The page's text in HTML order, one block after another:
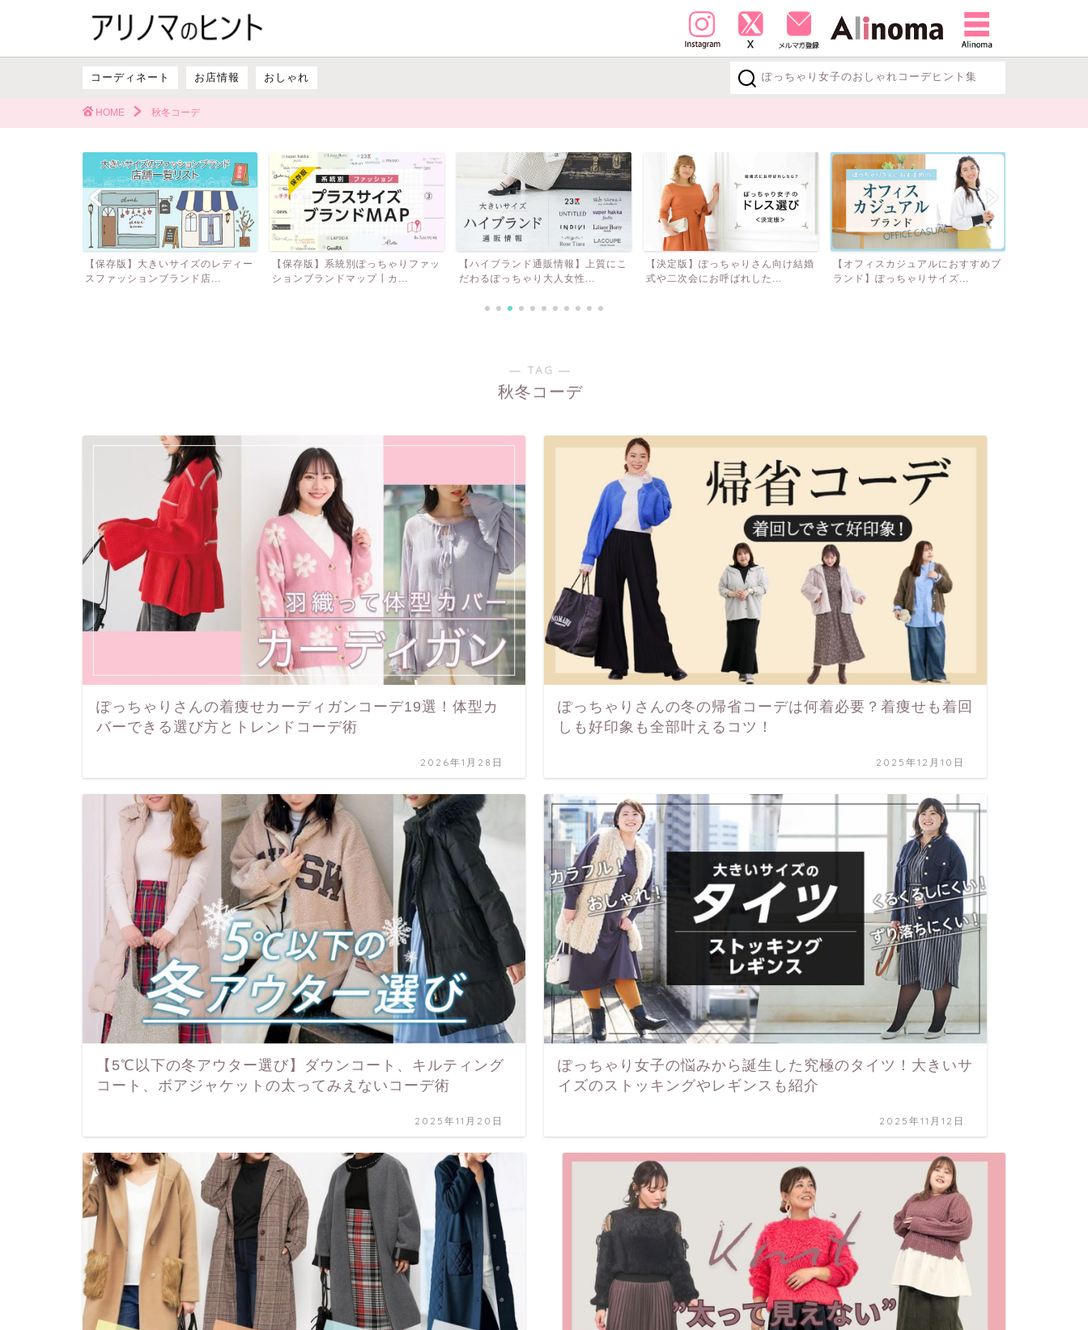
コーディネート お店情報 おしゃれ 探す
ぽっちゃり女子のおしゃれコーデヒント集
HOME 秋冬コーデ
【保存版】大きいサイズのレディー
スファッションブランド店...
【保存版】系統別ぽっちゃりファッ
ションブランドマップ┃カ...
【ハイブランド通販情報】上質にこ
だわるぽっちゃり大人女性...
【決定版】ぽっちゃりさん向け結婚
式や二次会にお呼ばれした...
【オフィスカジュアルにおすすめブ
ランド】ぽっちゃりサイズ...
― TAG ―
秋冬コーデ
ぽっちゃりさんの着痩せカーディガンコーデ19選！体型カ
バーできる選び方とトレンドコーデ術
2026年1月28日
ぽっちゃりさんの冬の帰省コーデは何着必要？着痩せも着回
しも好印象も全部叶えるコツ！
2025年12月10日
【5℃以下の冬アウター選び】ダウンコート、キルティング
コート、ボアジャケットの太ってみえないコーデ術
2025年11月20日
ぽっちゃり女子の悩みから誕生した究極のタイツ！大きいサ
イズのストッキングやレギンスも紹介
2025年11月12日